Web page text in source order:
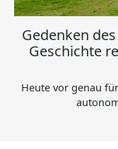
Gedenken
Geschichte
Heute vor genau